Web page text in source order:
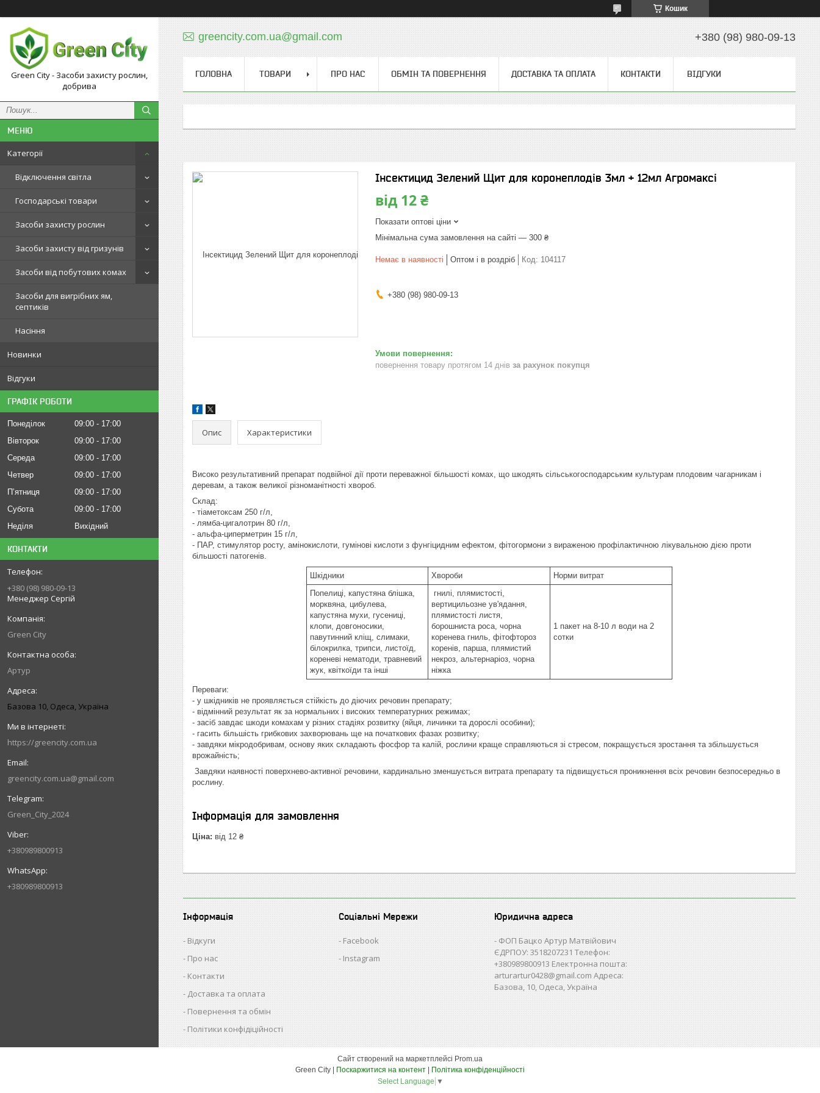
Кошик
Green City - Засоби захисту рослин,
добрива
Категорії
Відключення світла
Господарські товари
Засоби захисту рослин
Засоби захисту від гризунів
Засоби від побутових комах
Засоби для вигрібних ям,
септиків
Насіння
Новинки
Відгуки
ГРАФІК РОБОТИ
Понеділок 09:00
17:00
Вівторок
09:00
17:00
Середа
09:00
17:00
Четвер
09:00
17:00
Пʼятниця
09:00
17:00
Субота
09:00
17:00
Неділя
Вихідний
КОНТАКТИ
+380 (98) 980-09-13
Менеджер Сергій
Green City
Артур
Базова 10, Одеса, Україна
https://greencity.com.ua
greencity.com.ua@gmail.com
Green_City_2024
+380989800913
+380989800913
greencity.com.ua@gmail.com +380 (98) 980-09-13
ГОЛОВНА ТОВАРИ ПРО НАС ОБМІН ТА ПОВЕРНЕННЯ ДОСТАВКА ТА ОПЛАТА КОНТАКТИ ВІДГУКИ
Інсектицид Зелений Щит для коронеплодів 3мл + 12мл Агромаксі
від 12 ₴
Показати оптові ціни
Мінімальна сума замовлення на сайті — 300 ₴
Немає в наявності Оптом і в роздріб Код: 104117
+380 (98) 980-09-13
повернення товару протягом 14 днів за рахунок покупця
Опис Характеристики
Високо результативний препарат подвійної дії проти переважної більшості комах, що шкодять сільськогосподарським культурам плодовим чагарникам і
деревам, а також великої різноманітності хвороб.
Склад:
- тіаметоксам 250 г/л,
- лямба-цигалотрин 80 г/л,
- альфа-циперметрин 15 г/л,
- ПАР, стимулятор росту, амінокислоти, гумінові кислоти з фунгіцидним ефектом, фітогормони з вираженою профілактичною лікувальною дією проти
більшості патогенів.
Шкідники Хвороби
Норми витрат
Попелиці, капустяна блішка,
морквяна, цибулева,
капустяна мухи, гусениці,
клопи, довгоносики,
павутинний кліщ, слимаки,
білокрилка, трипси, листоїд,
кореневі нематоди, травневий
жук, квіткоїди та інші
гнилі, плямистості,
вертицильозне ув'ядання,
плямистості листя,
борошниста роса, чорна
коренева гниль, фітофтороз
коренів, парша, плямистий
некроз, альтернаріоз, чорна
ніжка
1 пакет на 8-10 л води на 2
сотки
Переваги:
- у шкідників не проявляється стійкість до діючих речовин препарату;
- відмінний результат як за нормальних і високих температурних режимах;
- засіб завдає шкоди комахам у різних стадіях розвитку (яйця, личинки та дорослі особини);
- гасить більшість грибкових захворювань ще на початкових фазах розвитку;
- завдяки мікродобривам, основу яких складають фосфор та калій, рослини краще справляються зі стресом, покращується зростання та збільшується
врожайність;
Завдяки наявності поверхнево-активної речовини, кардинально зменшується витрата препарату та підвищується проникнення всіх речовин безпосередньо в
рослину.
Інформація для замовлення
Ціна: від 12 ₴
Інформація
Відкуги
Про нас
Контакти
Доставка та оплата
Повернення та обмін
Політики конфідіційності
Соціальні Мережи
Facebook
Instagram
Юридична адреса
ФОП Бацко Артур Матвійович
ЄДРПОУ: 3518207231 Телефон:
+380989800913 Електронна пошта:
arturartur0428@gmail.com Адреса:
Базова, 10, Одеса, Україна
Сайт створений на маркетплейсі Prom.ua
Green City | Поскаржитися на контент | Політика конфіденційності
Select Language ▼